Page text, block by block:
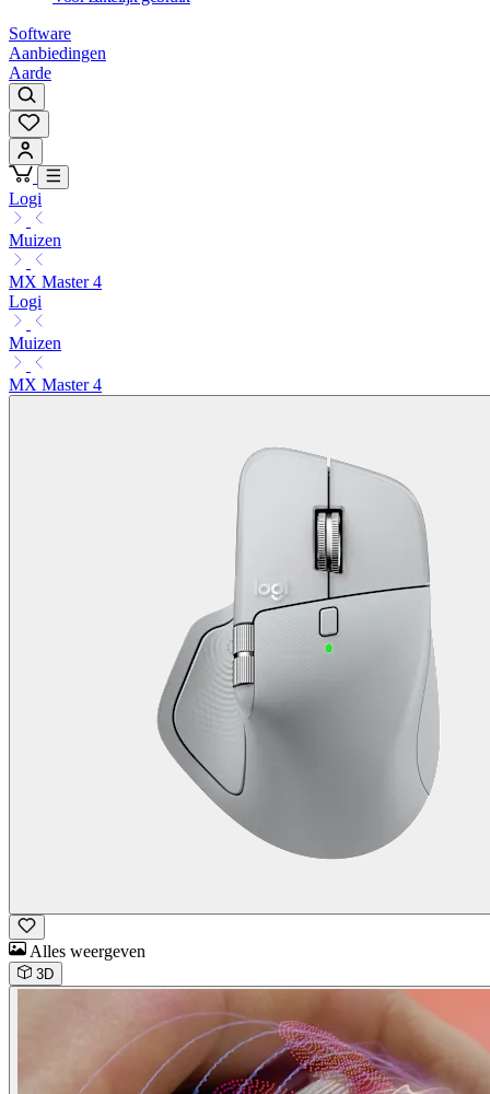
Software
Aanbiedingen
Aarde
Logi
Muizen
MX Master 4
Logi
Muizen
MX Master 4
Alles weergeven
3D